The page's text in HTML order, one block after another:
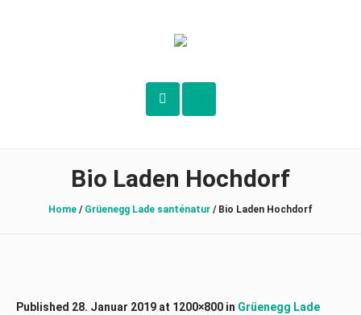
Bio Laden Hochdorf
Home / Grüenegg Lade santénatur / Bio Laden Hochdorf
Published 28. Januar 2019 at 1200×800 in Grüenegg Lade